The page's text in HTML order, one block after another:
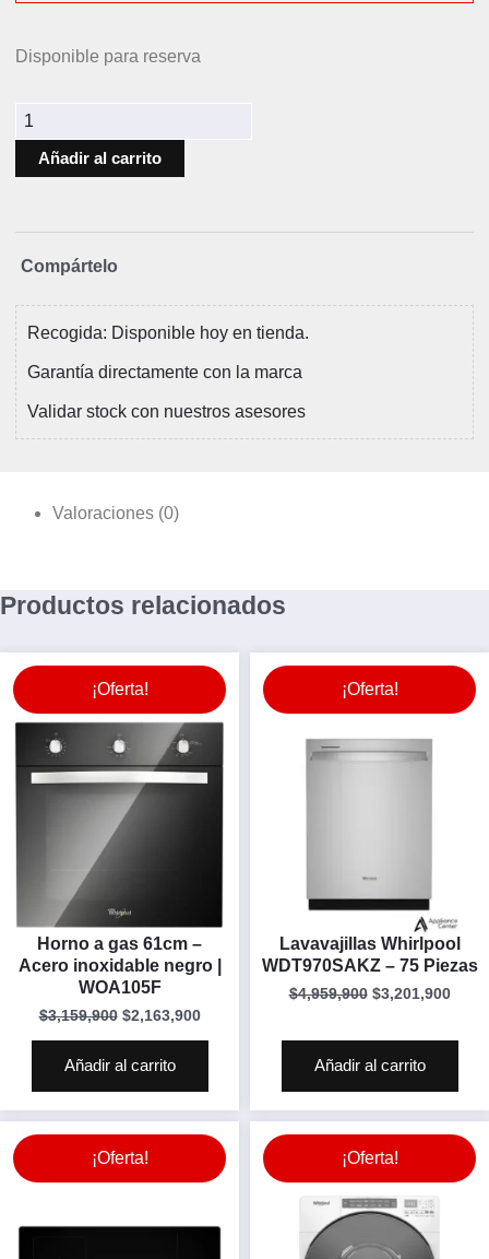
Disponible para reserva
Añadir al carrito
Compártelo
Recogida: Disponible hoy en tienda.
Garantía directamente con la marca
Validar stock con nuestros asesores
Valoraciones (0)
Productos relacionados
¡Oferta!
Horno a gas 61cm –
Acero inoxidable negro |
WOA105F
$3,159,900 $2,163,900
Añadir al carrito
¡Oferta!
Lavavajillas Whirlpool
WDT970SAKZ – 75 Piezas
$4,959,900 $3,201,900
Añadir al carrito
¡Oferta! ¡Oferta!